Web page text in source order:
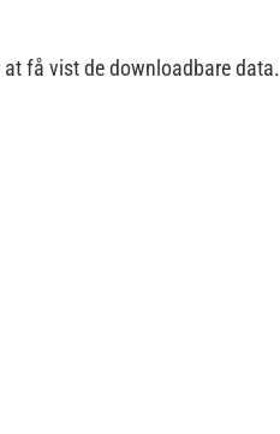
få vist de downloadbare data.